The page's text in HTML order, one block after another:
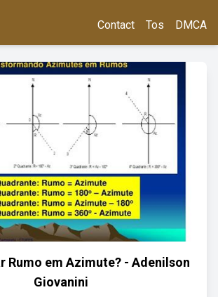
Contact Tos DMCA
Rumo em Azimute? - Adenilson
Giovanini